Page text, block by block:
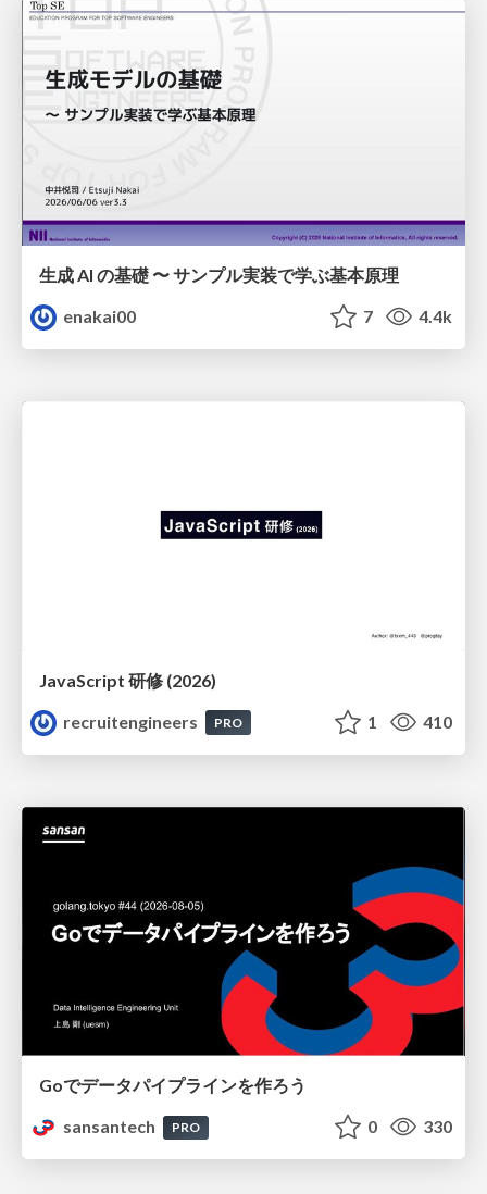
生成 AI の基礎 〜 サンプル実装で学ぶ基本原理
enakai00
7 4.4k
JavaScript 研修 (2026)
recruitengineers
PRO 1 410
Goでデータパイプラインを作ろう
sansantech
PRO 0 330